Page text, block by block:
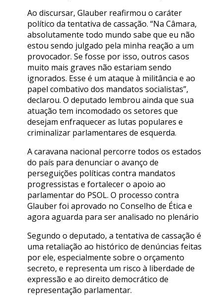
Ao discursar, Glauber reafirmou o caráter
político da tentativa de cassação. “Na Câmara,
absolutamente todo mundo sabe que eu não
estou sendo julgado pela minha reação a um
provocador. Se fosse por isso, outros casos
muito mais graves não estariam sendo
ignorados. Esse é um ataque à militância e ao
papel combativo dos mandatos socialistas”,
declarou. O deputado lembrou ainda que sua
atuação tem incomodado os setores que
desejam enfraquecer as lutas populares e
criminalizar parlamentares de esquerda.
A caravana nacional percorre todos os estados
do país para denunciar o avanço de
perseguições políticas contra mandatos
progressistas e fortalecer o apoio ao
parlamentar do PSOL. O processo contra
Glauber foi aprovado no Conselho de Ética e
agora aguarda para ser analisado no plenário
Segundo o deputado, a tentativa de cassação é
uma retaliação ao histórico de denúncias feitas
por ele, especialmente sobre o orçamento
secreto, e representa um risco à liberdade de
expressão e ao direito democrático de
representação parlamentar.